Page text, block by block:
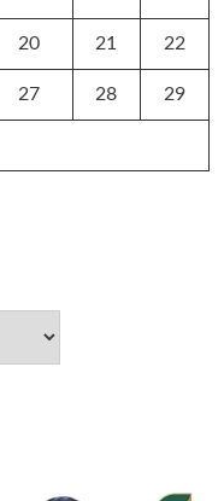
20 21 22
27 28 29